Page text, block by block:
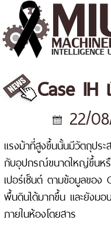
Case IH
22/
แรงม้าที่สูงขึ้นนั้นมีวัตถุปร
กับอุปกรณ์ขนาดใหญ่ขึ้นห
เปอร์เซ็นต์ ตามข้อมูลของ
พื้นดินได้มากขึ้น และยังมอ
ภายในห้องโดยสาร